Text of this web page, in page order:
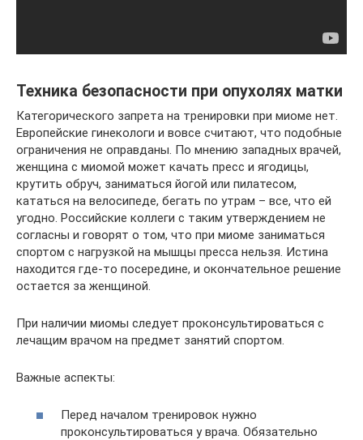
Техника безопасности при опухолях матки
Категорического запрета на тренировки при миоме нет.
Европейские гинекологи и вовсе считают, что подобные
ограничения не оправданы. По мнению западных врачей,
женщина с миомой может качать пресс и ягодицы,
крутить обруч, заниматься йогой или пилатесом,
кататься на велосипеде, бегать по утрам – все, что ей
угодно. Российские коллеги с таким утверждением не
согласны и говорят о том, что при миоме заниматься
спортом с нагрузкой на мышцы пресса нельзя. Истина
находится где-то посередине, и окончательное решение
остается за женщиной.
При наличии миомы следует проконсультироваться с
лечащим врачом на предмет занятий спортом.
Важные аспекты:
Перед началом тренировок нужно
проконсультироваться у врача. Обязательно